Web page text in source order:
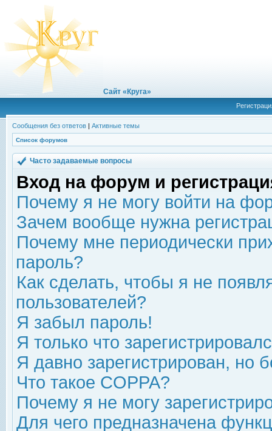
Сайт «Круга»
Сообщения без ответов | Активные темы
Список форумов
Часто задаваемые вопросы
Вход на форум и
Почему я не могу войти на
Зачем вообще нужна
Почему мне периодически
пароль?
Как сделать, чтобы я не
пользователей?
Я забыл пароль!
Я только что
Я давно зарегистрирован, но
Что такое COPPA?
Почему я не могу
Для чего предназначена